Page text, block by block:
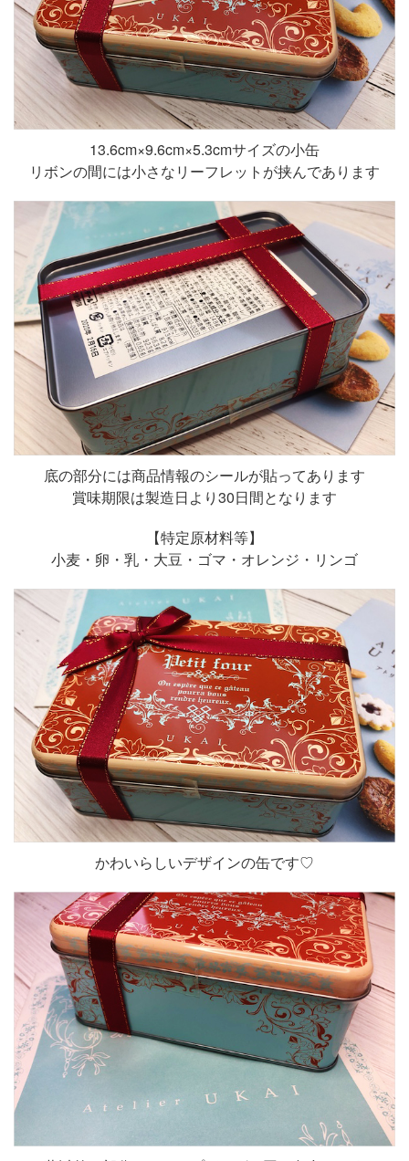
13.6cm×9.6cm×5.3cmサイズの小缶
リボンの間には小さなリーフレットが挟んであります
底の部分には商品情報のシールが貼ってあります
賞味期限は製造日より30日間となります
【特定原材料等】
小麦・卵・乳・大豆・ゴマ・オレンジ・リンゴ
かわいらしいデザインの缶です♡